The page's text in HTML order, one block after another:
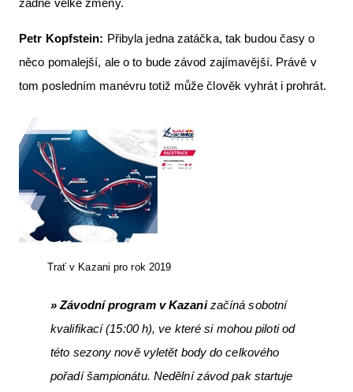
žádné velké změny.
Petr Kopfstein: Přibyla jedna zatáčka, tak budou časy o
něco pomalejší, ale o to bude závod zajímavější. Právě v
tom posledním manévru totiž může člověk vyhrát i prohrát.
Trať v Kazani pro rok 2019
» Závodní programv Kazani začíná sobotní
kvalifikací (15:00 h), ve které si mohou piloti od
této sezony nově vyletět body do celkového
pořadí šampionátu. Nedělní závod pak startuje